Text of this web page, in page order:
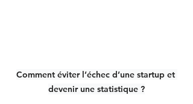
Comment éviter l’échec d’une startup et
devenir une statistique ?